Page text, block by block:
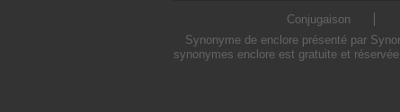
Conjugaison
Synonyme de enclore présenté par
synonymes enclore est gratuite et